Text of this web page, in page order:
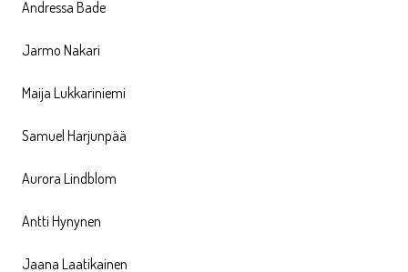
Andressa Bade
Jarmo Nakari
Maija Lukkariniemi
Samuel Harjunpää
Aurora Lindblom
Antti Hynynen
Jaana Laatikainen